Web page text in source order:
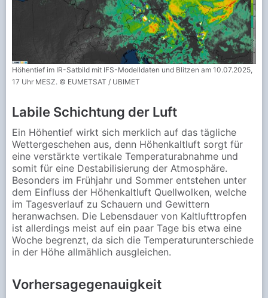
Höhentief im IR-Satbild mit IFS-Modelldaten und Blitzen am 10.07.2025,
17 Uhr MESZ. © EUMETSAT / UBIMET
Labile Schichtung der Luft
Ein Höhentief wirkt sich merklich auf das tägliche
Wettergeschehen aus, denn Höhenkaltluft sorgt für
eine verstärkte vertikale Temperaturabnahme und
somit für eine Destabilisierung der Atmosphäre.
Besonders im Frühjahr und Sommer entstehen unter
dem Einfluss der Höhenkaltluft Quellwolken, welche
im Tagesverlauf zu Schauern und Gewittern
heranwachsen. Die Lebensdauer von Kaltlufttropfen
ist allerdings meist auf ein paar Tage bis etwa eine
Woche begrenzt, da sich die Temperaturunterschiede
in der Höhe allmählich ausgleichen.
Vorhersagegenauigkeit